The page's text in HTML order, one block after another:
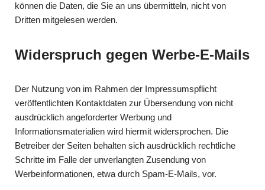
können die Daten, die Sie an uns übermitteln, nicht von
Dritten mitgelesen werden.
Widerspruch gegen Werbe-E-Mails
Der Nutzung von im Rahmen der Impressumspflicht
veröffentlichten Kontaktdaten zur Übersendung von nicht
ausdrücklich angeforderter Werbung und
Informationsmaterialien wird hiermit widersprochen. Die
Betreiber der Seiten behalten sich ausdrücklich rechtliche
Schritte im Falle der unverlangten Zusendung von
Werbeinformationen, etwa durch Spam-E-Mails, vor.